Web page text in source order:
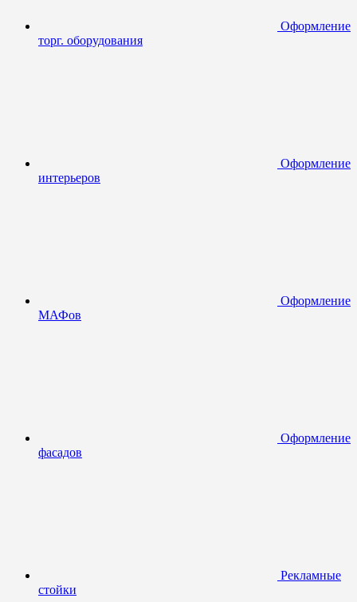
Оформление
торг. оборудования
Оформление
интерьеров
Оформление
МАФов
Оформление
фасадов
Рекламные
стойки